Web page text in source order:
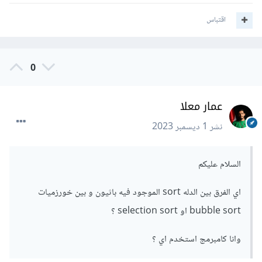
اقتباس
0
عمار معلا
نشر1 ديسمبر 2023
السلام عليكم
اي الفرق بين الدله sort الموجود فيه باثيون و بين خورزميات
bubble sort او selection sort ؟
وانا كامبرمج استخدم اي ؟